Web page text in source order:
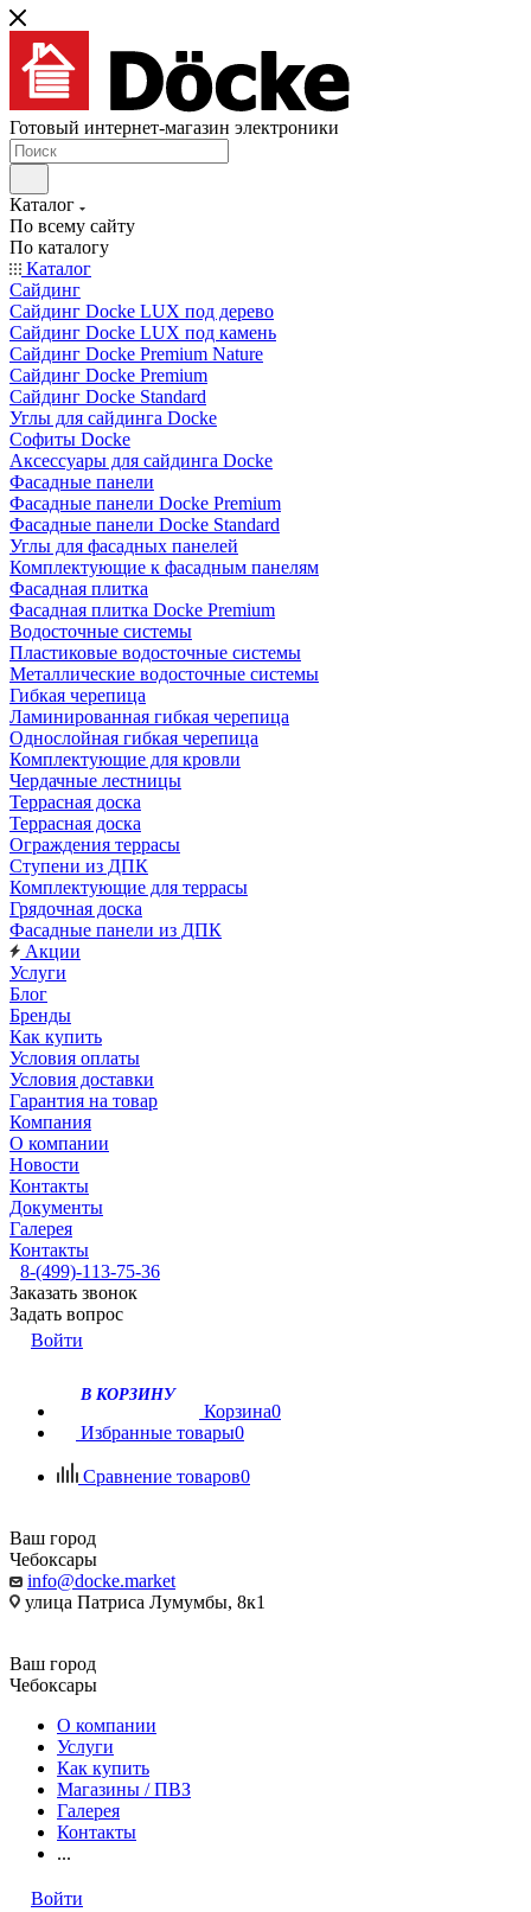
Готовый интернет-магазин электроники
Каталог
По всему сайту
По каталогу
Каталог
Сайдинг
Сайдинг Docke LUX под дерево
Сайдинг Docke LUX под камень
Сайдинг Docke Premium Nature
Сайдинг Docke Premium
Сайдинг Docke Standard
Углы для сайдинга Docke
Софиты Docke
Аксессуары для сайдинга Docke
Фасадные панели
Фасадные панели Docke Premium
Фасадные панели Docke Standard
Углы для фасадных панелей
Комплектующие к фасадным панелям
Фасадная плитка
Фасадная плитка Docke Premium
Водосточные системы
Пластиковые водосточные системы
Металлические водосточные системы
Гибкая черепица
Ламинированная гибкая черепица
Однослойная гибкая черепица
Комплектующие для кровли
Чердачные лестницы
Террасная доска
Террасная доска
Ограждения террасы
Ступени из ДПК
Комплектующие для террасы
Грядочная доска
Фасадные панели из ДПК
Акции
Услуги
Блог
Бренды
Как купить
Условия оплаты
Условия доставки
Гарантия на товар
Компания
О компании
Новости
Контакты
Документы
Галерея
Контакты
8-(499)-113-75-36
Заказать звонок
Задать вопрос
Войти
В КОРЗИНУ
Корзина0
Избранные товары0
Сравнение товаров0
Ваш город
Чебоксары
info@docke.market
улица Патриса Лумумбы, 8к1
Ваш город
Чебоксары
О компании
Услуги
Как купить
Магазины / ПВЗ
Галерея
Контакты
...
Войти